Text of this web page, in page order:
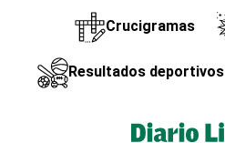
Crucigramas
Resultados deportivos